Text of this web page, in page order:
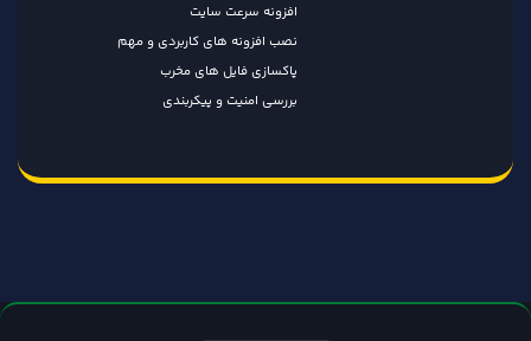
افزونه سرعت سایت
نصب افزونه های کاربردی و مهم
پاکسازی فایل های مخرب
بررسی امنیت و پیکربندی